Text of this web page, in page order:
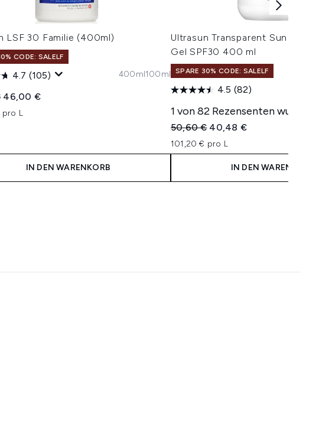
LSF 30 Familie (400ml)
CODE: SALELF
4.7 (105)
Preisempfehlung:
Aktueller Preis:
46,00 €
pro L
400ml100ml
IN DEN WARENKORB
Ultrasun Transparent Sun
Gel SPF30 400 ml
SPARE 30% CODE: SALELF
4.5 (82)
1 von 82 Rezensenten
Unverbindliche Preisempfehlung:
50,60 € Aktueller Preis:
40,48 €
101,20 € pro L
IN DEN WARENKORB